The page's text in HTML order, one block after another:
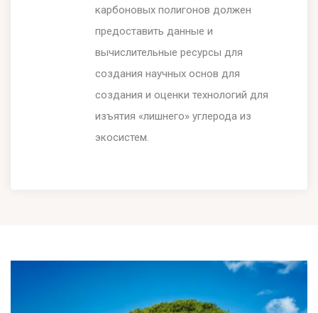
карбоновых полигонов должен
предоставить данные и
вычислительные ресурсы для
создания научных основ для
создания и оценки технологий для
изъятия «лишнего» углерода из
экосистем.